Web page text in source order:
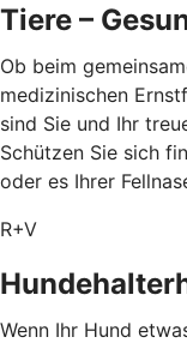
Tiere –
Ob beim
medizinischen
sind Sie und Ihr
Schützen Sie sich
oder es Ihrer
R+V
Wenn Ihr Hund